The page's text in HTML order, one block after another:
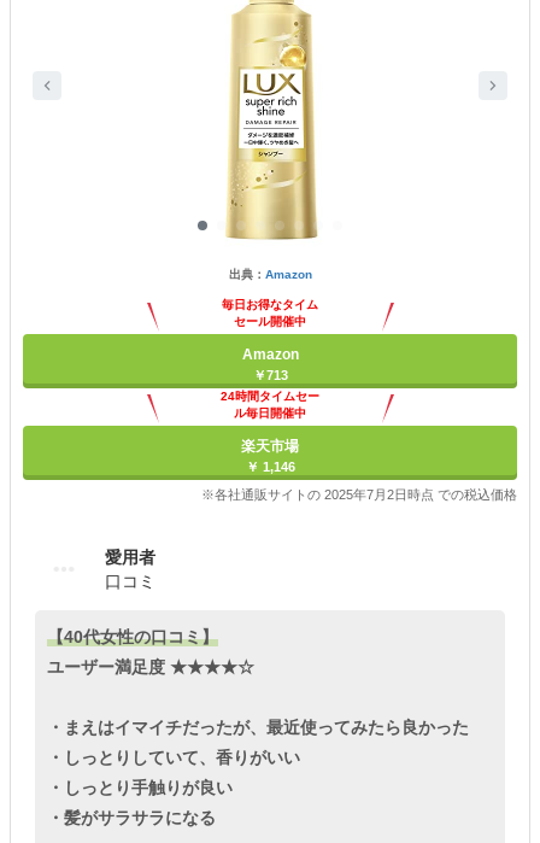
出典： Amazon
毎日お得なタイム
セール開催中
Amazon
￥713
24時間タイムセー
ル毎日開催中
楽天市場
￥ 1,146
※各社通販サイトの 2025年7月2日時点 での税込価格
愛用者
口コミ
【40代女性の口コミ】
ユーザー満足度 ★★★★☆
・まえはイマイチだったが、最近使ってみたら良かった
・しっとりしていて、香りがいい
・しっとり手触りが良い
・髪がサラサラになる